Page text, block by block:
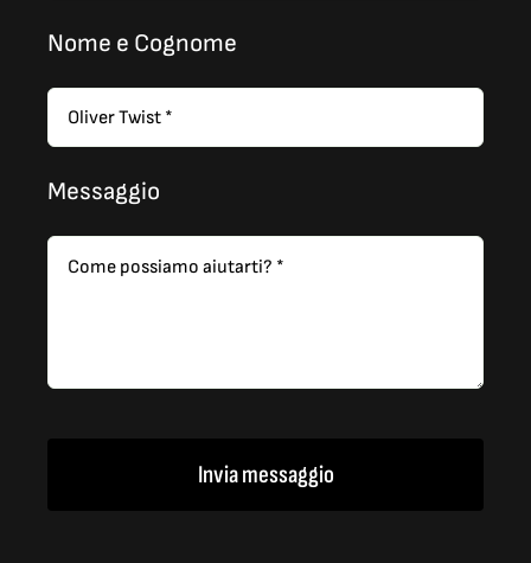
Nome e Cognome
Messaggio
Invia messaggio